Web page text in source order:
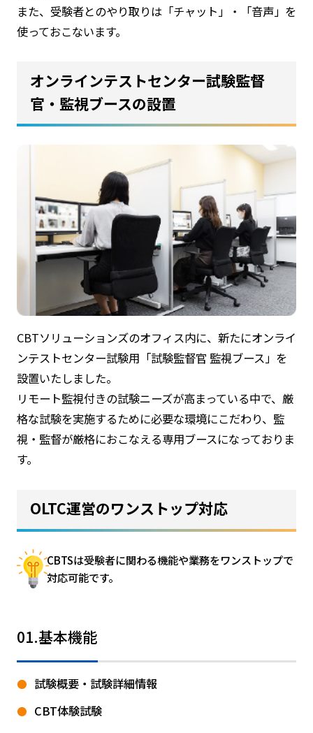
また、受験者とのやり取りは「チャット」・「音声」を
使っておこないます。
オンラインテストセンター試験監督
官・監視ブースの設置
CBTソリューションズのオフィス内に、新たにオンライ
ンテストセンター試験用「試験監督官 監視ブース」を
設置いたしました。
リモート監視付きの試験ニーズが高まっている中で、厳
格な試験を実施するために必要な環境にこだわり、監
視・監督が厳格におこなえる専用ブースになっておりま
す。
OLTC運営のワンストップ対応
CBTSは受験者に関わる機能や業務をワンストップで
対応可能です。
01.基本機能
試験概要・試験詳細情報
CBT体験試験